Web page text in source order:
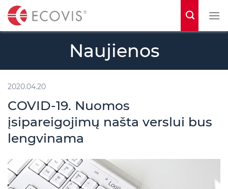
t
Naujienos
2020.04.20
COVID-19. Nuomos
įsipareigojimų našta verslui bus
lengvinama